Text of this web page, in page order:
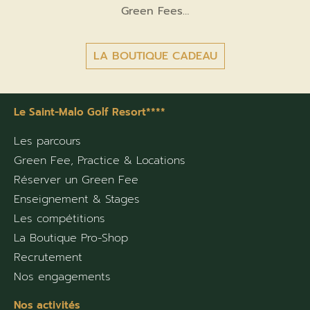
Green Fees…
LA BOUTIQUE CADEAU
Le Saint-Malo Golf Resort****
Les parcours
Green Fee, Practice & Locations
Réserver un Green Fee
Enseignement & Stages
Les compétitions
La Boutique Pro-Shop
Recrutement
Nos engagements
Nos activités